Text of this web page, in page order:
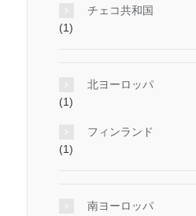
チェコ共和国
(1)
北ヨーロッパ
(1)
フィンランド
(1)
南ヨーロッパ